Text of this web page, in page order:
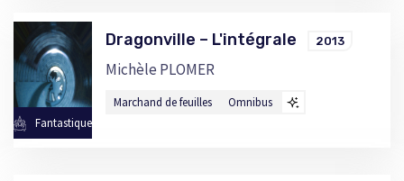
Fantastique
Dragonville – L'intégrale 2013
Michèle PLOMER
Marchand de feuilles Omnibus